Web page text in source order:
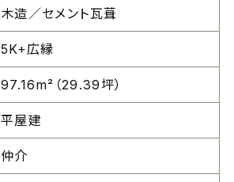
木造／セメント瓦葺
5K+広縁
97.16m²（29.39坪）
平屋建
仲介